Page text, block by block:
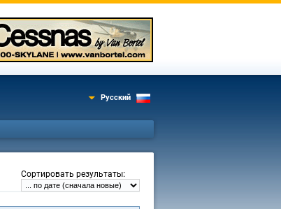
Русский
Сортировать результаты: